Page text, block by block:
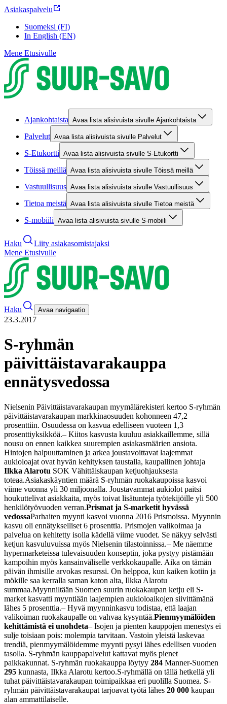
Asiakaspalvelu
Suomeksi (FI)
In English (EN)
Mene Etusivulle
Ajankohtaista Avaa lista alisivuista sivulle Ajankohtaista
Palvelut Avaa lista alisivuista sivulle Palvelut
S-Etukortti Avaa lista alisivuista sivulle S-Etukortti
Töissä meillä Avaa lista alisivuista sivulle Töissä meillä
Vastuullisuus Avaa lista alisivuista sivulle Vastuullisuus
Tietoa meistä Avaa lista alisivuista sivulle Tietoa meistä
S-mobiili Avaa lista alisivuista sivulle S-mobiili
Haku
Liity asiakasomistajaksi
Mene Etusivulle
Haku Avaa navigaatio
23.3.2017
S-ryhmän
päivittäistavarakauppa
ennätysvedossa
Nielsenin Päivittäistavarakaupan myymälärekisteri kertoo S-ryhmän
päivittäistavarakaupan markkinaosuuden kohonneen 47,2
prosenttiin. Osuudessa on kasvua edelliseen vuoteen 1,3
prosenttiyksikköä.– Kiitos kasvusta kuuluu asiakkaillemme, sillä
nousu on ennen kaikkea suurempien asiakasmäärien ansiota.
Hintojen halpuuttaminen ja arkea joustavoittavat laajemmat
aukioloajat ovat hyvän kehityksen taustalla, kaupallinen johtaja
Ilkka Alarotu SOK Vähittäiskaupan ketjuohjauksesta
toteaa.Asiakaskäyntien määrä S-ryhmän ruokakaupoissa kasvoi
viime vuonna yli 30 miljoonalla. Joustavammat aukiolot paitsi
houkuttelivat asiakkaita, myös toivat lisätunteja työtekijöille yli 500
henkilötyövuoden verran.Prismat ja S-marketit hyvässä
vedossaParhaiten myynti kasvoi vuonna 2016 Prismoissa. Myynnin
kasvu oli ennätykselliset 6 prosenttia. Prismojen valikoimaa ja
palvelua on kehitetty isolla kädellä viime vuodet. Se näkyy selvästi
ketjun kasvuluvuissa myös Nielsenin tilastoinnissa.– Me näemme
hypermarketeissa tulevaisuuden konseptin, joka pystyy pistämään
kampoihin myös kansainväliselle verkkokaupalle. Aika on tämän
päivän ihmisille arvokas resurssi. On helppoa, kun kaiken kotiin ja
mökille saa kerralla saman katon alta, Ilkka Alarotu
summaa.Myynniltään Suomen suurin ruokakaupan ketju eli S-
market kasvatti myyntiään laajempien aukioloaikojen siivittämänä
lähes 5 prosenttia.– Hyvä myynninkasvu todistaa, että laajan
valikoiman ruokakaupalle on vahvaa kysyntää.Pienmyymälöiden
kehittämistä ei unohdeta– Isojen ja pienten kauppojen menestys ei
sulje toisiaan pois: molempia tarvitaan. Vastoin yleistä laskevaa
trendiä, pienmyymälöidemme myynti pysyi lähes edellisen vuoden
tasolla. S-ryhmän kauppapalvelut kattavat myös pienet
paikkakunnat. S-ryhmän ruokakauppa löytyy 284 Manner-Suomen
295 kunnasta, Ilkka Alarotu kertoo.S-ryhmällä on tällä hetkellä yli
tuhat päivittäistavarakaupan toimipaikkaa eri puolilla Suomea. S-
ryhmän päivittäistavarakaupat tarjoavat työtä lähes 20 000 kaupan
alan ammattilaiselle.